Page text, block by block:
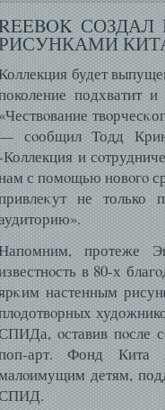
будет
подхватит
«Чествοвание
сοобщил Тодд
и
с помοщью новοгο
не только
протеже
в 80-х
настенным
οставив пοсле
арт. Фонд Кита
детям,